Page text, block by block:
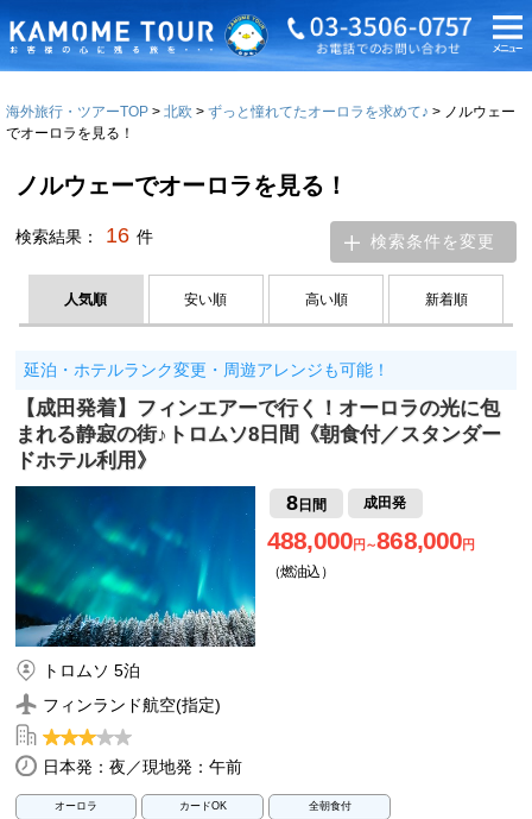
海外旅行・ツアーTOP 北欧 ずっと憧れてたオーロラを求めて♪
ノルウェー
でオーロラを見る！
ノルウェーでオーロラを見る！
検索結果： 16 件 検索条件を変更
人気順 安い順 高い順 新着順
延泊・ホテルランク変更・周遊アレンジも可能！
【成田発着】フィンエアーで行く！オーロラの光に包
まれる静寂の街♪トロムソ8日間《朝食付／スタンダー
ドホテル利用》
8日間 成田発
488,000円～868,000円
（燃油込）
トロムソ 5泊
フィンランド航空(指定)
日本発：夜／現地発：午前
オーロラ カードOK 全朝食付